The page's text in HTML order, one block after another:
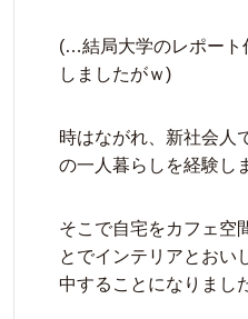
(…結局大学のレポート
しましたがｗ)
時はながれ、新社会人
の一人暮らしを経験し
そこで自宅をカフェ空
とでインテリアとおい
中することになりまし